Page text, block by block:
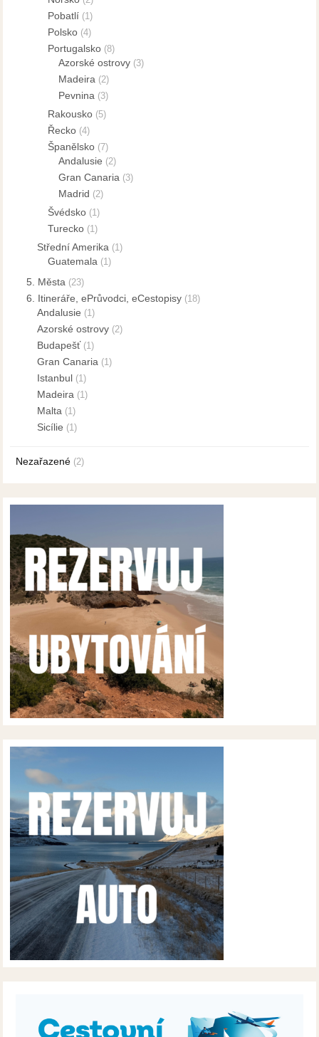
Pobatlí (1)
Polsko (4)
Portugalsko (8)
Azorské ostrovy (3)
Madeira (2)
Pevnina (3)
Rakousko (5)
Řecko (4)
Španělsko (7)
Andalusie (2)
Gran Canaria (3)
Madrid (2)
Švédsko (1)
Turecko (1)
Střední Amerika (1)
Guatemala (1)
5. Města (23)
6. Itineráře, ePrůvodci, eCestopisy (18)
Andalusie (1)
Azorské ostrovy (2)
Budapešť(1)
Gran Canaria (1)
Istanbul (1)
Madeira (1)
Malta (1)
Sicílie (1)
Nezařazené (2)